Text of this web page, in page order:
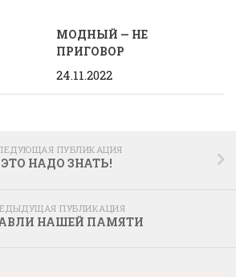
МОДНЫЙ — НЕ
ПРИГОВОР
24.11.2022
ПУБЛИКАЦИЯ
ЭТО НАДО ЗНАТЬ!
ПУБЛИКАЦИЯ
НАШЕЙ ПАМЯТИ